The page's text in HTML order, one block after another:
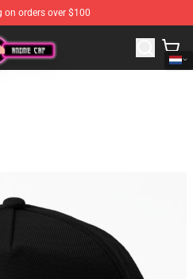
on orders over $100
Best Store of Anime Cap